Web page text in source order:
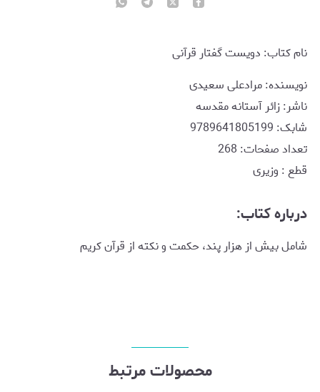
نام کتاب: دویست گفتار قرآنی
نويسنده: مرادعلی سعیدی
ناشر: زائر آستانه مقدسه
شابک: 9789641805199
تعداد صفحات: 268
قطع : وزیری
درباره کتاب:
شامل بیش از هزار پند، حکمت و نکته از قرآن کریم
محصولات مرتبط